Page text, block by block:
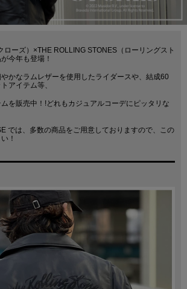
ローズ）×THE ROLLING STONES（ローリングスト
今年も登場！
かなラムレザーを使用したライダースや、結成60
アイテム等、
を販売中！!どれもカジュアルコーデにピッタリな
では、多数の商品をご用意しておりますので、この
！